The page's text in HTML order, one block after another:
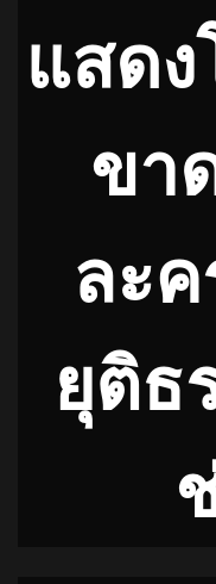
แสด
ขา
ละค
ยุติธ